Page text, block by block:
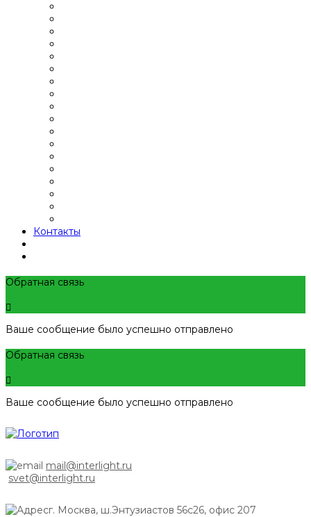
Контакты
Обратная связь
Ваше сообщение было успешно отправлено
Обратная связь
Ваше сообщение было успешно отправлено
mail@interlight.ru
svet@interlight.ru
г. Москва, ш.Энтузиастов 56с26, офис 207